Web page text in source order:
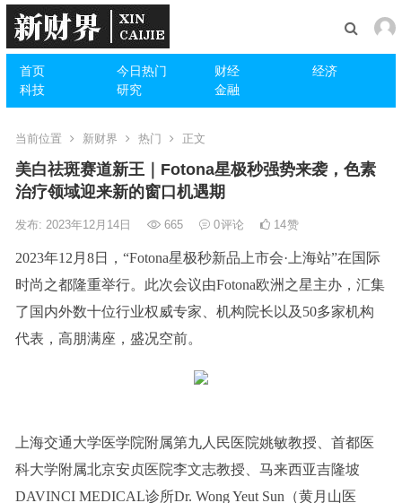
首页 今日热门 财经
经济
科技
研究 金融
当前位置 新财界 热门 正文
美白祛斑赛道新王｜Fotona星极秒强势来袭，色素
治疗领域迎来新的窗口机遇期
发布: 2023年12月14日 665 0评论 14赞
2023年12月8日，“Fotona星极秒新品上市会·上海站”在国际
时尚之都隆重举行。此次会议由Fotona欧洲之星主办，汇集
了国内外数十位行业权威专家、机构院长以及50多家机构
代表，高朋满座，盛况空前。
上海交通大学医学院附属第九人民医院姚敏教授、首都医
科大学附属北京安贞医院李文志教授、马来西亚吉隆坡
DAVINCI MEDICAL诊所Dr. Wong Yeut Sun（黄月山医